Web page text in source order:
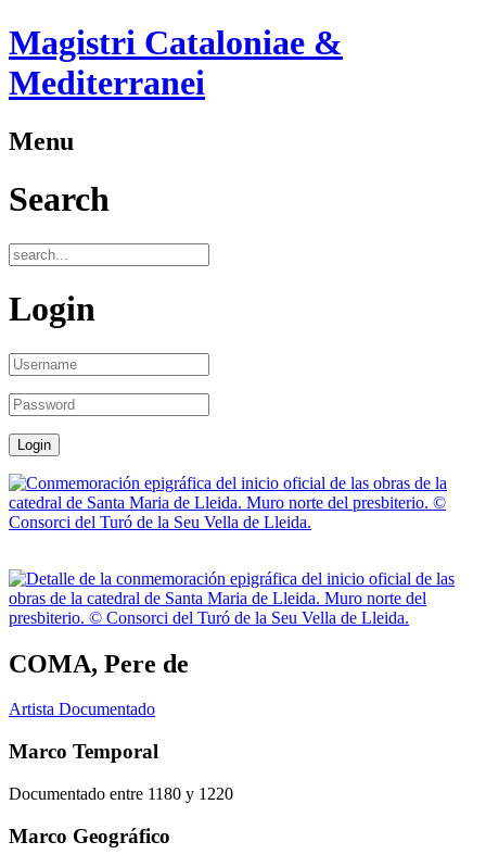
Magistri Cataloniae &
Mediterranei
Menu
Search
Login
COMA, Pere de
Artista Documentado
Marco Temporal
Documentado entre 1180 y 1220
Marco Geográfico